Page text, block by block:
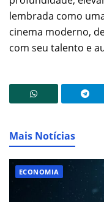
lembrada como
cinema moderno,
com seu talento e
Mais Notícias
ECONOMIA